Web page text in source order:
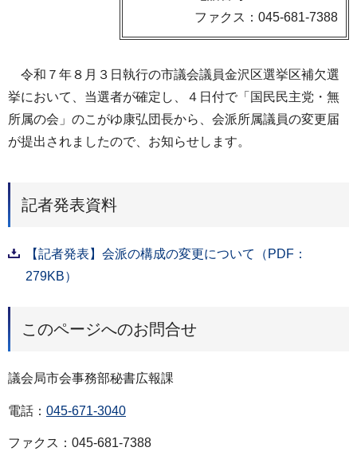
ファクス：045-681-7388
令和７年８月３日執行の市議会議員金沢区選挙区補欠選
挙において、当選者が確定し、４日付で「国民民主党・無
所属の会」のこがゆ康弘団長から、会派所属議員の変更届
が提出されましたので、お知らせします。
記者発表資料
【記者発表】会派の構成の変更について（PDF：
279KB）
このページへのお問合せ
議会局市会事務部秘書広報課
電話： 045-671-3040
ファクス：045-681-7388